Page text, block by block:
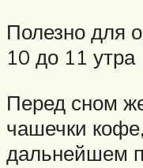
Полезно для
10 до 11 утра
Перед сном
чашечки
дальнейшем